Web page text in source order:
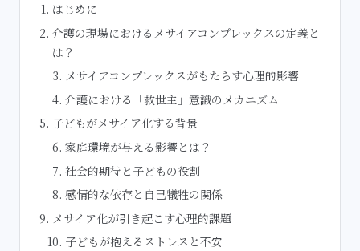
はじめに
介護の現場におけるメサイアコンプレックスの定義と
は？
メサイアコンプレックスがもたらす心理的影響
介護における「救世主」意識のメカニズム
子どもがメサイア化する背景
家庭環境が与える影響とは？
社会的期待と子どもの役割
感情的な依存と自己犠牲の関係
メサイア化が引き起こす心理的課題
子どもが抱えるストレスと不安